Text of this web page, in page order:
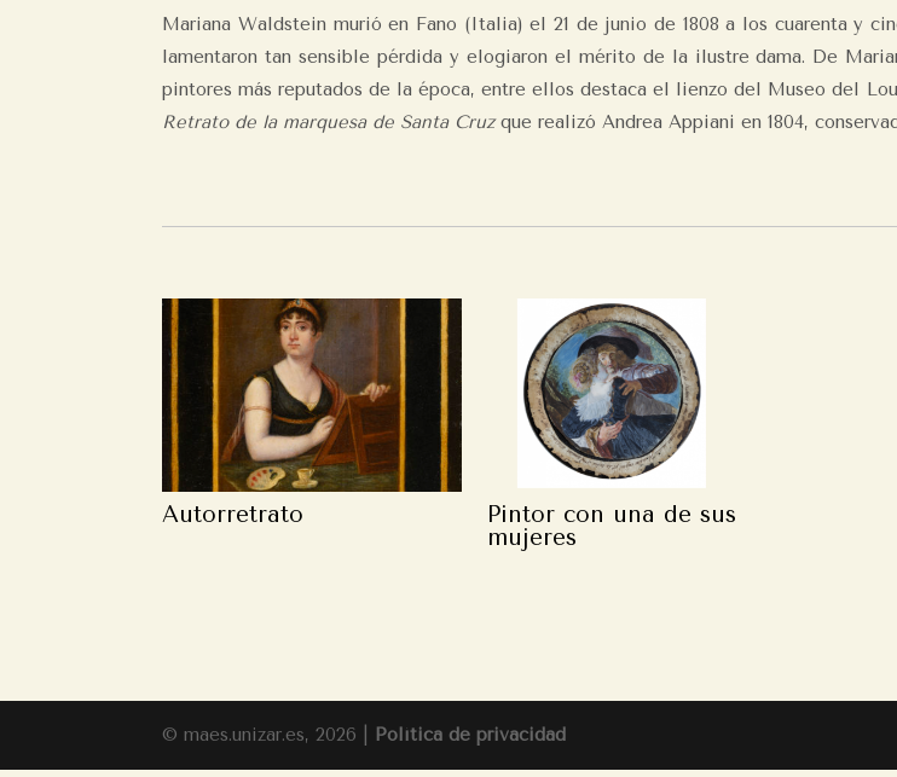
Mariana Waldstein murió en Fano (Italia) el 21 de junio de 1808 a los cuarenta y
lamentaron tan sensible pérdida y elogiaron el mérito de la ilustre dama. De
pintores más reputados de la época, entre ellos destaca el lienzo del Museo del
Retrato de la marquesa de Santa Cruzque realizó Andrea Appiani en 1804,
Autorretrato
Pintor con una de sus
mujeres
© maes.unizar.es, 2026 | Política de privacidad